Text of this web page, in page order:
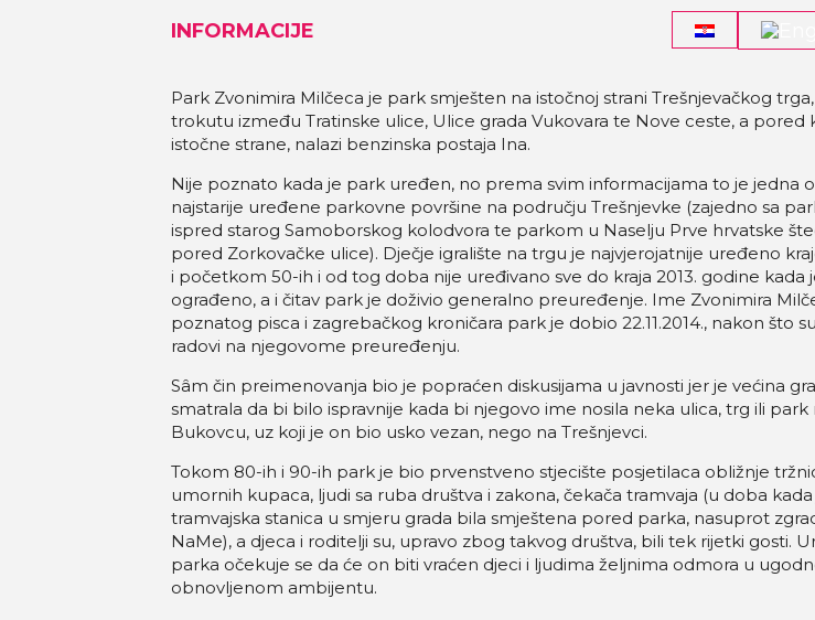
INFORMACIJE
Park Zvonimira Milčeca je park smješten na istočnoj strani Trešnjevačkog
trokutu između Tratinske ulice, Ulice grada Vukovara te Nove ceste, a pored
istočne strane, nalazi benzinska postaja Ina.
Nije poznato kada je park uređen, no prema svim informacijama to je jedna
najstarije uređene parkovne površine na području Trešnjevke (zajedno sa
ispred starog Samoborskog kolodvora te parkom u Naselju Prve hrvatske
pored Zorkovačke ulice). Dječje igralište na trgu je najvjerojatnije uređeno
i početkom 50-ih i od tog doba nije uređivano sve do kraja 2013. godine kada
ograđeno, a i čitav park je doživio generalno preuređenje. Ime Zvonimira
poznatog pisca i zagrebačkog kroničara park je dobio 22.11.2014., nakon što
radovi na njegovome preuređenju.
Sâm čin preimenovanja bio je popraćen diskusijama u javnosti jer je većina
smatrala da bi bilo ispravnije kada bi njegovo ime nosila neka ulica, trg ili park
Bukovcu, uz koji je on bio usko vezan, nego na Trešnjevci.
Tokom 80-ih i 90-ih park je bio prvenstveno stjecište posjetilaca obližnje
umornih kupaca, ljudi sa ruba društva i zakona, čekača tramvaja (u doba kada
tramvajska stanica u smjeru grada bila smještena pored parka, nasuprot
NaMe), a djeca i roditelji su, upravo zbog takvog društva, bili tek rijetki gosti.
parka očekuje se da će on biti vraćen djeci i ljudima željnima odmora u
obnovljenom ambijentu.